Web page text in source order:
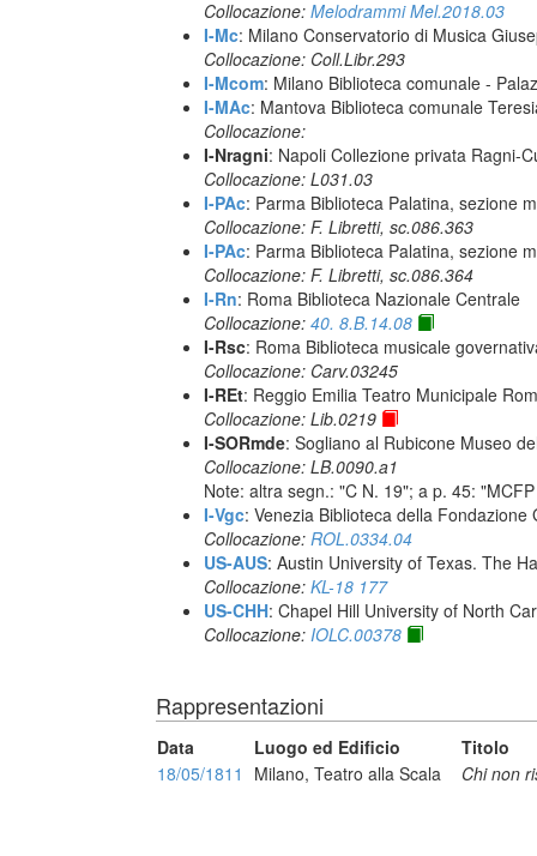
Collocazione: Melodrammi Mel.2018.03
I-Mc: Milano Conservatorio di Musica
Collocazione: Coll.Libr.293
I-Mcom: Milano Biblioteca comunale -
I-MAc: Mantova Biblioteca comunale
Collocazione:
I-Nragni: Napoli Collezione privata Ragni-
Collocazione: L031.03
I-PAc: Parma Biblioteca Palatina, sezione
Collocazione: F. Libretti, sc.086.363
I-PAc: Parma Biblioteca Palatina, sezione
Collocazione: F. Libretti, sc.086.364
I-Rn: Roma Biblioteca Nazionale Centrale
Collocazione: 40. 8.B.14.08
I-Rsc: Roma Biblioteca musicale
Collocazione: Carv.03245
I-REt: Reggio Emilia Teatro Municipale
Collocazione: Lib.0219
I-SORmde: Sogliano al Rubicone Museo
Collocazione: LB.0090.a1
Note: altra segn.: "C N. 19"; a p. 45:
I-Vgc: Venezia Biblioteca della Fondazione
Collocazione: ROL.0334.04
US-AUS: Austin University of Texas. The
Collocazione: KL-18 177
US-CHH: Chapel Hill University of North
Collocazione: IOLC.00378
Rappresentazioni
Data Luogo ed Edificio
Titolo
18/05/1811
Milano, Teatro alla Scala Chi non